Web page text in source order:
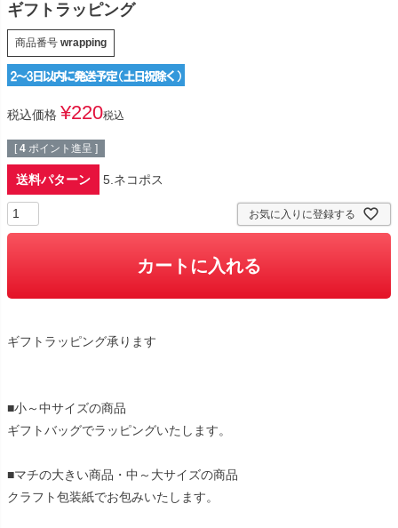
ギフトラッピング
商品番号 wrapping
税込価格 ¥220税込
[ 4 ポイント進呈 ]
送料パターン 5.ネコポス
お気に入りに登録する
カートに入れる
ギフトラッピング承ります
■小～中サイズの商品
ギフトバッグでラッピングいたします。
■マチの大きい商品・中～大サイズの商品
クラフト包装紙でお包みいたします。